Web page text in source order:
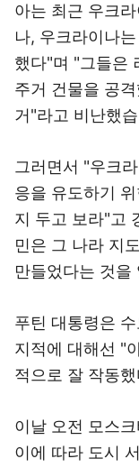
아는 최근 우크
나, 우크라이나
했다"며 "그들은
주거 건물을 공
거"라고 비난했
그러면서 "우크
응을 유도하기
지 두고 보라"고
민은 그 나라 지
만들었다는 것을
푸틴 대통령은
지적에 대해선 "
적으로 잘 작동
이날 오전 모스
이에 따라 도시